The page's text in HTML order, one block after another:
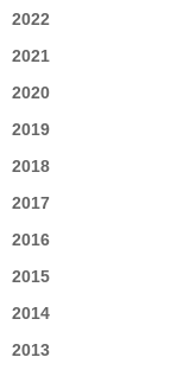
2022
2021
2020
2019
2018
2017
2016
2015
2014
2013